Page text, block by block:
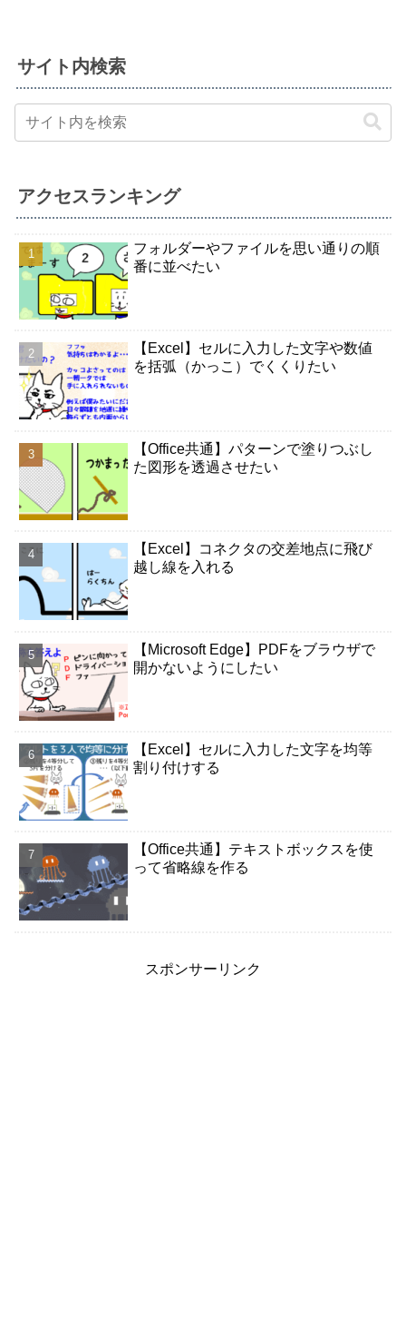
サイト内検索
アクセスランキング
フォルダーやファイルを思い通りの順
番に並べたい
【Excel】セルに入力した文字や数値
を括弧（かっこ）でくくりたい
【Office共通】パターンで塗りつぶし
た図形を透過させたい
【Excel】コネクタの交差地点に飛び
越し線を入れる
【Microsoft Edge】PDFをブラウザで
開かないようにしたい
【Excel】セルに入力した文字を均等
割り付けする
【Office共通】テキストボックスを使
って省略線を作る
スポンサーリンク